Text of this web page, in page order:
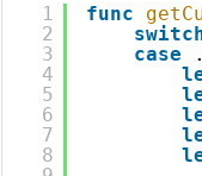
1
2
3
4
5
6
7
8
func
case
.